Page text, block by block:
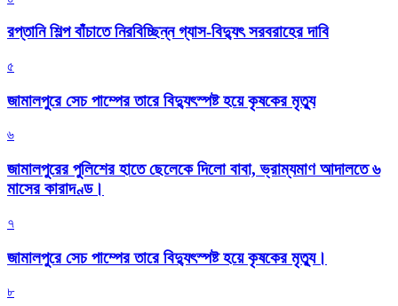
রপ্তানি শিল্প বাঁচাতে নিরবিচ্ছিন্ন গ্যাস-বিদ্যুৎ সরবরাহের দাবি
৫
জামালপুরে সেচ পাম্পের তারে বিদ্যুৎস্পষ্ট হয়ে কৃষকের মৃত্যু
৬
জামালপুরের পুলিশের হাতে ছেলেকে দিলো বাবা, ভ্রাম্যমাণ আদালতে ৬
মাসের কারাদণ্ড।
৭
জামালপুরে সেচ পাম্পের তারে বিদ্যুৎস্পষ্ট হয়ে কৃষকের মৃত্যু।
৮